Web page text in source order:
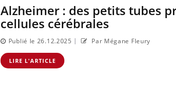
Alzheimer : des petits tubes
cellules cérébrales
Publié le 26.12.2025 | Par Mégane Fleury
LIRE L'ARTICLE